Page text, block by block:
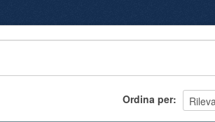
Ordina per